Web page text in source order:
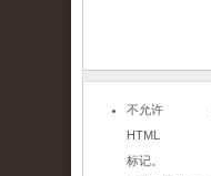
不允许
HTML
标记。